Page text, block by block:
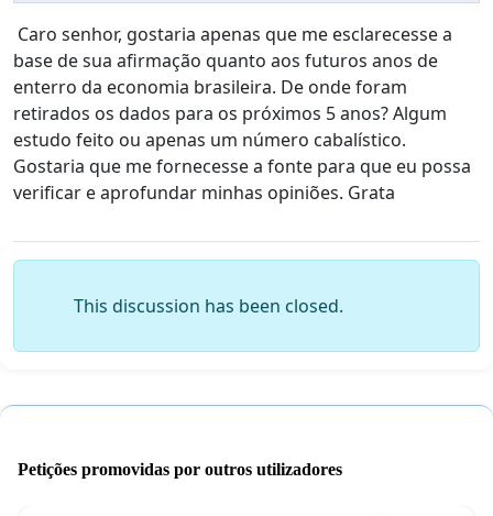
Caro senhor, gostaria apenas que me esclarecesse a
base de sua afirmação quanto aos futuros anos de
enterro da economia brasileira. De onde foram
retirados os dados para os próximos 5 anos? Algum
estudo feito ou apenas um número cabalístico.
Gostaria que me fornecesse a fonte para que eu possa
verificar e aprofundar minhas opiniões. Grata
This discussion has been closed.
Petições promovidas por outros utilizadores